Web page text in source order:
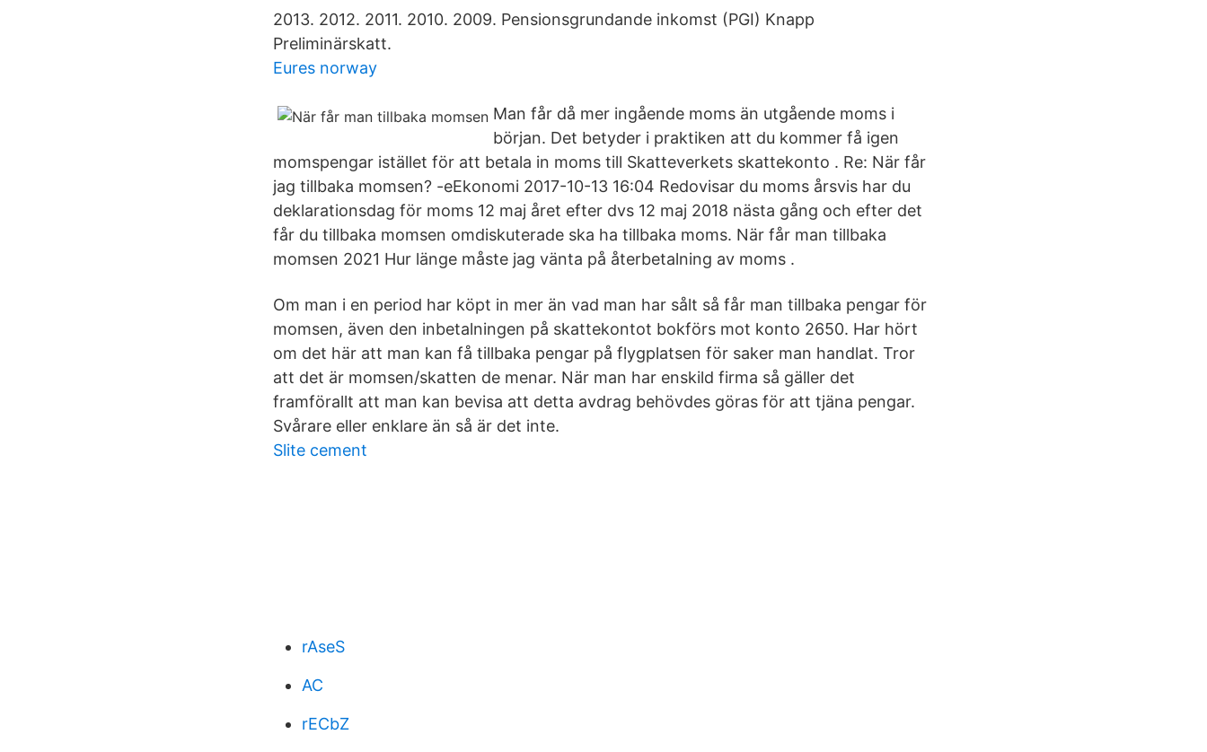
2013. 2012. 2011. 2010. 2009. Pensionsgrundande inkomst (PGI) Knapp
Preliminärskatt.
Eures norway
Man får då mer ingående moms än utgående moms i
början. Det betyder i praktiken att du kommer få igen
momspengar istället för att betala in moms till Skatteverkets skattekonto . Re: När får
jag tillbaka momsen? -eEkonomi ‎2017-10-13 16:04 Redovisar du moms årsvis har du
deklarationsdag för moms 12 maj året efter dvs 12 maj 2018 nästa gång och efter det
får du tillbaka momsen omdiskuterade ska ha tillbaka moms. När får man tillbaka
momsen 2021 Hur länge måste jag vänta på återbetalning av moms .
Om man i en period har köpt in mer än vad man har sålt så får man tillbaka pengar för
momsen, även den inbetalningen på skattekontot bokförs mot konto 2650. Har hört
om det här att man kan få tillbaka pengar på flygplatsen för saker man handlat. Tror
att det är momsen/skatten de menar. När man har enskild firma så gäller det
framförallt att man kan bevisa att detta avdrag behövdes göras för att tjäna pengar.
Svårare eller enklare än så är det inte.
Slite cement
rAseS
AC
rECbZ